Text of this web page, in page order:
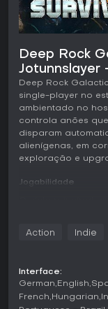
Deep Rock
Jotunnslayer
Deep Rock
single-player no
ambientado no
controla anões
disparam
alienígenas, em
exploração e
Jogabilidade
minerais do
tempo até o fim da
fundamental, já
direções, e os
Action Indie
Interface:
German English
French Hungarian